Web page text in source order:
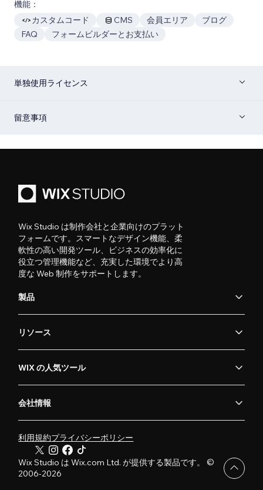
機能：
カスタムコード
CMS 会員エリア
ブログ
FAQ
フォームビルダーとお支払い
単独使用ライセンス
留意事項
Wix Studio は制作会社と企業向けのプラット
フォームです。スマートなデザイン機能、柔
軟性の高い開発ツール、ビジネスの効率化に
役立つ管理機能など、充実した環境でより高
度な Web 制作をサポートします。
製品
リソース
WIX の人気ツール
会社情報
利用規約プライバシーポリシー
Wix Studio は Wix.com Ltd. が提供する製品です。 ©
2006-2026